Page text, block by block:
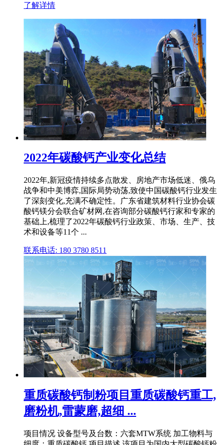
了解详情
2022年碳酸钙产业变化总结
2022年,新冠疫情持续多点散发、房地产市场低迷、俄乌
战争和中美博弈,国际局势动荡,致使中国碳酸钙行业发生
了深刻变化,充满不确定性。广东省建筑材料行业协会碳
酸钙镁分会联合矿材网,在咨询部分碳酸钙行家和专家的
基础上,梳理了2022年碳酸钙行业政策、市场、生产、技
术和设备等11个 ...
联系电话: 180 3780 8511
重质碳酸钙制粉项目重质碳酸钙重工,
磨粉机,雷蒙磨,超细 ...
项目情况 设备型号及台数：六套MTW系统 加工物料与